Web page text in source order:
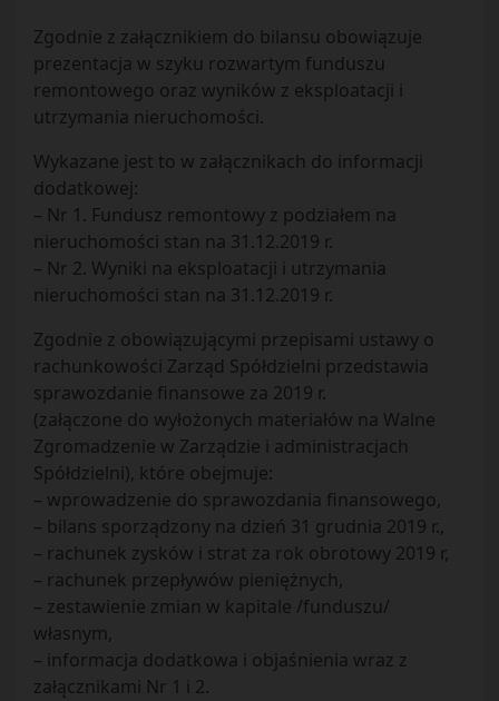
Zgodnie z załącznikiem do bilansu obowiązuje
prezentacja w szyku rozwartym funduszu
remontowego oraz wyników z eksploatacji i
utrzymania nieruchomości.
Wykazane jest to w załącznikach do informacji
dodatkowej:
– Nr 1. Fundusz remontowy z podziałem na
nieruchomości stan na 31.12.2019 r.
– Nr 2. Wyniki na eksploatacji i utrzymania
nieruchomości stan na 31.12.2019 r.
Zgodnie z obowiązującymi przepisami ustawy o
rachunkowości Zarząd Spółdzielni przedstawia
sprawozdanie finansowe za 2019 r.
(załączone do wyłożonych materiałów na Walne
Zgromadzenie w Zarządzie i administracjach
Spółdzielni), które obejmuje:
– wprowadzenie do sprawozdania finansowego,
– bilans sporządzony na dzień 31 grudnia 2019 r.,
– rachunek zysków i strat za rok obrotowy 2019 r,
– rachunek przepływów pieniężnych,
– zestawienie zmian w kapitale /funduszu/
własnym,
– informacja dodatkowa i objaśnienia wraz z
załącznikami Nr 1 i 2.